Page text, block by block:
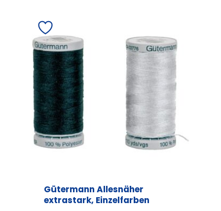
Gütermann Allesnäher
extrastark, Einzelfarben